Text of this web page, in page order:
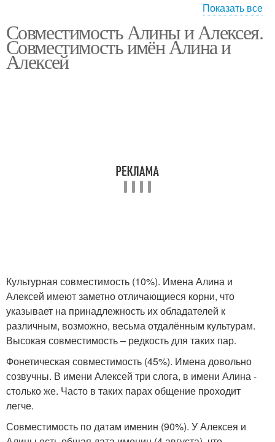
Имя в разных странах
Показать все
Совместимость Алины и Алексея.
Совместимость имён Алина и
Алексей
Культурная совместимость (10%). Имена Алина и
Алексей имеют заметно отличающиеся корни, что
указывает на принадлежность их обладателей к
различным, возможно, весьма отдалённым культурам.
Высокая совместимость – редкость для таких пар.
Фонетическая совместимость (45%). Имена довольно
созвучны. В имени Алексей три слога, в имени Алина -
столько же. Часто в таких парах общение проходит
легче.
Совместимость по датам именин (90%). У Алексея и